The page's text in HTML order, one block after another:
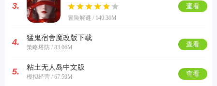
3.
冒险解谜 / 149.30M
查看
4. 猛鬼宿舍魔改版下载
策略塔防 / 83.06M 查看
5. 粘土无人岛中文版
模拟经营 / 67.59M 查看